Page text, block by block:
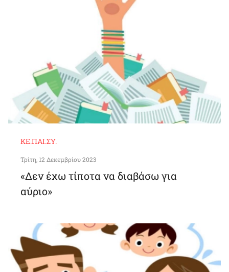
ΚΕ.ΠΑΙ.ΣΥ.
Τρίτη, 12 Δεκεμβρίου 2023
«Δεν έχω τίποτα να διαβάσω για
αύριο»